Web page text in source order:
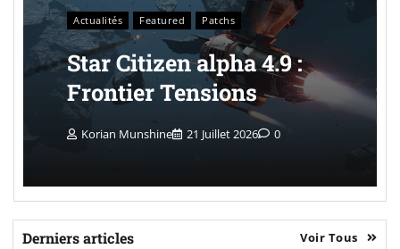
Actualités Featured Patchs
Star Citizen alpha 4.9 :
Frontier Tensions
Korian Munshine 21 Juillet 2026 0
Derniers articles Voir Tous